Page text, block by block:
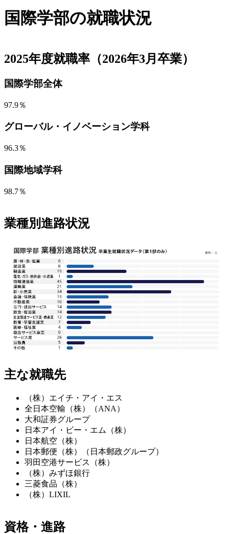
国際学部の就職状況
2025年度就職率（2026年3月卒業）
国際学部全体
97.9％
グローバル・イノベーション学科
96.3％
国際地域学科
98.7％
業種別進路状況
主な就職先
（株）エイチ・アイ・エス
全日本空輸（株）（ANA）
大和証券グループ
日本アイ・ビー・エム（株）
日本航空（株）
日本郵便（株）（日本郵政グループ）
羽田空港サービス（株）
（株）みずほ銀行
三菱食品（株）
（株）LIXIL
資格・進路